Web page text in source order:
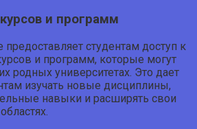
и программ
студентам доступ к
и программ, которые могут
родных университетах. Это дает
изучать новые дисциплины,
навыки и расширять свои